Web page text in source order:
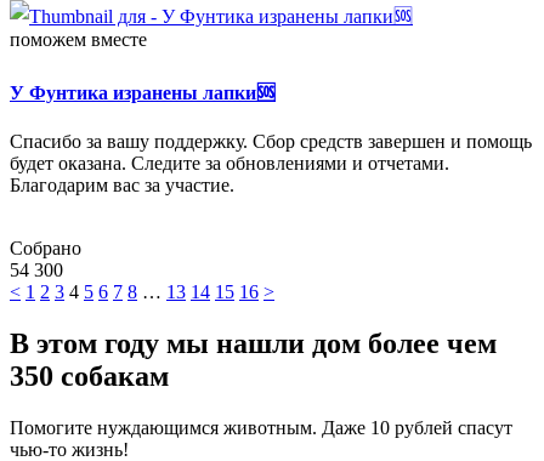
поможем вместе
У Фунтика изранены лапки🆘
Спасибо за вашу поддержку. Сбор средств завершен и помощь
будет оказана. Следите за обновлениями и отчетами.
Благодарим вас за участие.
Собрано
54 300
< 1 2 3 4 5 6 7 8 … 13 14 15 16 >
В этом году мы нашли дом более чем
350 собакам
Помогите нуждающимся животным. Даже 10 рублей спасут
чью-то жизнь!